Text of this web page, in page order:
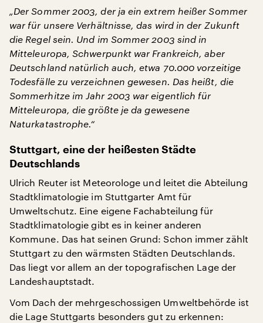
„Der Sommer 2003, der ja ein extrem heißer Sommer
war für unsere Verhältnisse, das wird in der Zukunft
die Regel sein. Und im Sommer 2003 sind in
Mitteleuropa, Schwerpunkt war Frankreich, aber
Deutschland natürlich auch, etwa 70.000 vorzeitige
Todesfälle zu verzeichnen gewesen. Das heißt, die
Sommerhitze im Jahr 2003 war eigentlich für
Mitteleuropa, die größte je da gewesene
Naturkatastrophe.“
Stuttgart, eine der heißesten Städte
Deutschlands
Ulrich Reuter ist Meteorologe und leitet die Abteilung
Stadtklimatologie im Stuttgarter Amt für
Umweltschutz. Eine eigene Fachabteilung für
Stadtklimatologie gibt es in keiner anderen
Kommune. Das hat seinen Grund: Schon immer zählt
Stuttgart zu den wärmsten Städten Deutschlands.
Das liegt vor allem an der topografischen Lage der
Landeshauptstadt.
Vom Dach der mehrgeschossigen Umweltbehörde ist
die Lage Stuttgarts besonders gut zu erkennen: